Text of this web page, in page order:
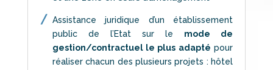
Assistance juridique d’un établissement
public de l’Etat sur le mode de
gestion/contractuel le plus adapté pour
réaliser chacun des plusieurs projets : hôtel